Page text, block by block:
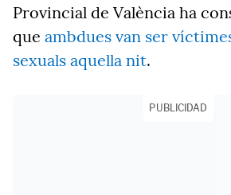
Provincial de València ha
que ambdues van ser
sexuals aquella nit.
PUBLICIDAD